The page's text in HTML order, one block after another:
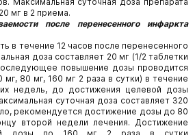
мг в 2 приема.
после перенесенного инфаркта
в течение 12 часов после перенесенного
доза составляет 20 мг (1/2 таблетки
повышение дозы проводится
80 мг, 160 мг 2 раза в сутки) в течение
недель, до достижения целевой дозы
суточная доза составляет 320
рекомендуется достижение дозы до 80
второй недели лечения. Достижение